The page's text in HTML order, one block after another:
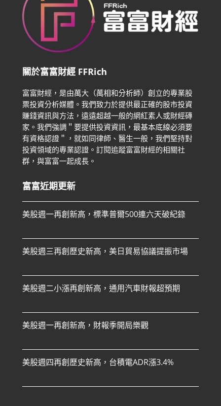
關於富富財經 FFRich
富富財經，是由萬大（萬相和分析師）創立的專業股
票投資分析媒體。我們致力於提供最正確的股市投資
賺錢資訊與方法，遠遠超越一般的網紅素人或財經磚
家。 我們強調＂要提供投資資訊，最基本底線必須要
有資格認證＂，就如同律師、醫生一般，我們堅持對
投資領域的專業認證。 訂閱追蹤富富財經的相關社
群，與富富一起成長。
富富近期更新
美股週一再創新高，標準普爾500連六天破紀錄
美股週三再創歷史新高，美日貿易協議提振市場
美股週二小漲再創新高，通用汽車財報超預期
美股週一再創新高，財報季開局樂觀
美股週四再創歷史新高，台積電ADR漲3.4%